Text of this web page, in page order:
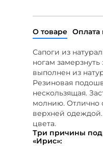
О товаре Оплата
Сапоги из
ногам
выполнен из
Резиновая
нескользящая.
молнию. Отлично
верхней
цвета.
Три причины
«Ирис»: